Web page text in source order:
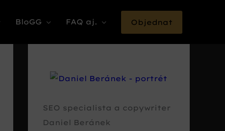
BloGG FAQ aj. Objednat
SEO specialista a copywriter
Daniel Beránek